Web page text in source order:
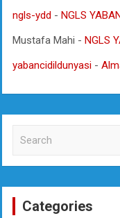
ngls-ydd -NGLS
Mustafa Mahi -NGLS
yabancidildunyasi -
c
Categories